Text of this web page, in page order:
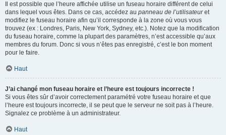
Il est possible que l’heure affichée utilise un fuseau horaire différent de celui
dans lequel vous êtes. Dans ce cas, accédez au panneau de l’utilisateuret
modifiez le fuseau horaire afin qu’il corresponde à la zone où vous vous
trouvez (ex : Londres, Paris, New York, Sydney, etc.). Notez que la modification
du fuseau horaire, comme la plupart des paramètres, n’est accessible qu’aux
membres du forum. Donc si vous n’êtes pas enregistré, c’est le bon moment
pour le faire.
Haut
J’ai changé mon fuseau horaire et l’heure est toujours incorrecte !
Si vous êtes sûr d’avoir correctement paramétré votre fuseau horaire et que
l’heure est toujours incorrecte, il se peut que le serveur ne soit pas à l’heure.
Signalez ce problème à un administrateur.
Haut